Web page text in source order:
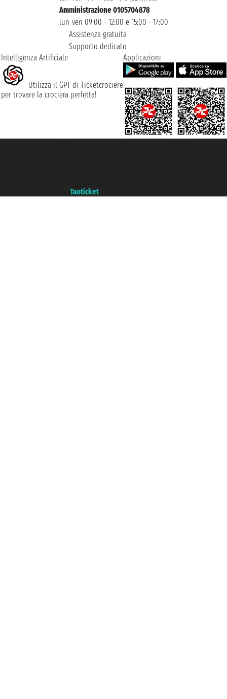
Amministrazione 0105704878
lun-ven 09:00 - 12:00 e 15:00 - 17:00
Assistenza gratuita
Supporto dedicato
Intelligenza Artificiale
Utilizza il GPT di Ticketcrociere
per trovare la crociera perfetta!
Applicazioni
Taoticket